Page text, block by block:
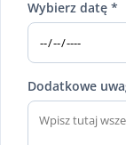
Wybierz datę *
Dodatkowe